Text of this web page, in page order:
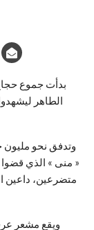
بدأت جموع
الطاهر
وتدفق نحو مليون
« منى » الذي قضوا
متضرعين، داعين
ويقع مشعر